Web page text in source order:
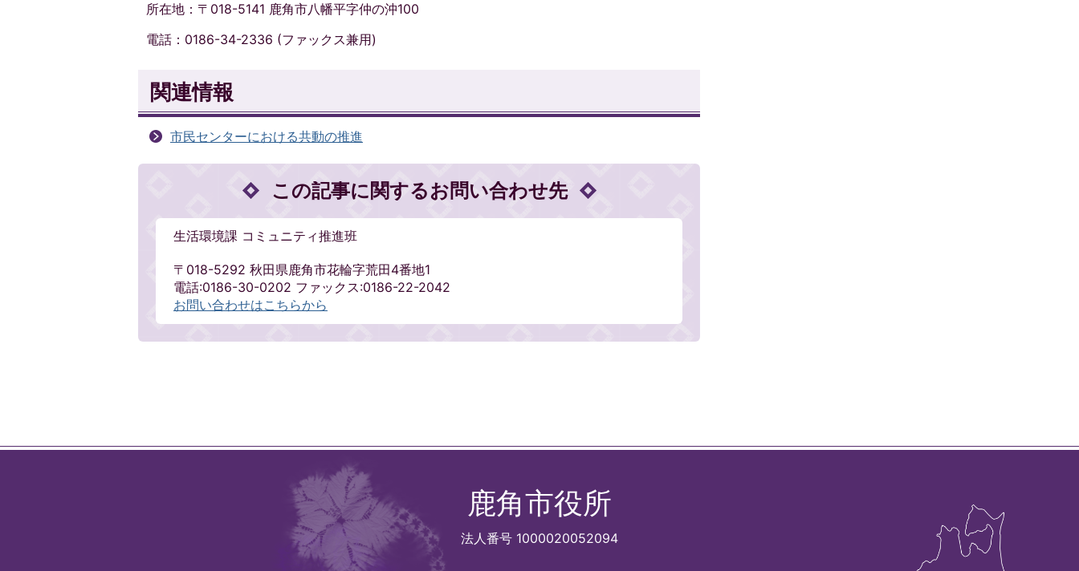
所在地：〒018-5141 鹿角市八幡平字仲の沖100
電話：0186-34-2336 (ファックス兼用)
関連情報
市民センターにおける共動の推進
この記事に関するお問い合わせ先
生活環境課 コミュニティ推進班
〒018-5292 秋田県鹿角市花輪字荒田4番地1
電話:0186-30-0202 ファックス:0186-22-2042
お問い合わせはこちらから
鹿角市役所
法人番号 1000020052094